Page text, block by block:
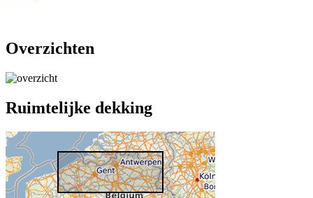
Overzichten
Ruimtelijke dekking